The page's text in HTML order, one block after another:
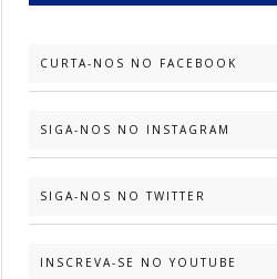
CURTA-NOS NO FACEBOOK
SIGA-NOS NO INSTAGRAM
SIGA-NOS NO TWITTER
INSCREVA-SE NO YOUTUBE